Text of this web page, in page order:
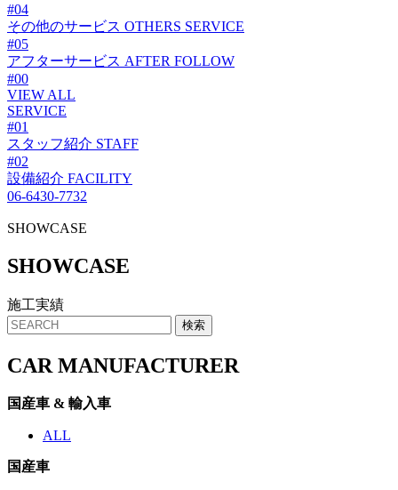
#04
その他のサービス OTHERS SERVICE
#05
アフターサービス AFTER FOLLOW
#00
VIEW ALL
SERVICE
#01
スタッフ紹介 STAFF
#02
設備紹介 FACILITY
06-6430-7732
SHOWCASE
SHOWCASE
施工実績
CAR MANUFACTURER
国産車 & 輸入車
ALL
国産車